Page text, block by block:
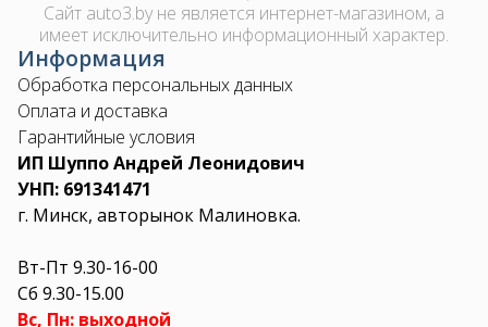
Сайт auto3.by не является интернет-магазином, а
имеет исключительно информационный характер.
Информация
Обработка персональных данных
Оплата и доставка
Гарантийные условия
ИП Шуппо Андрей Леонидович
УНП: 691341471
г. Минск, авторынок Малиновка.
Вт-Пт 9.30-16-00
Сб 9.30-15.00
Вс, Пн: выходной